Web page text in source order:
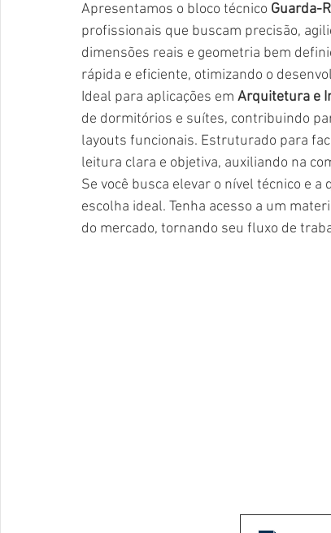
Apresentamos o bloco técnico Guarda-
profissionais que buscam precisão,
dimensões reais e geometria bem
rápida e eficiente, otimizando o
Ideal para aplicações em Arquitetura e
de dormitórios e suítes, contribuindo
layouts funcionais. Estruturado para
leitura clara e objetiva, auxiliando na
Se você busca elevar o nível técnico e
escolha ideal. Tenha acesso a um
do mercado, tornando seu fluxo de